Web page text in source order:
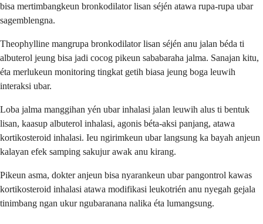
bisa mertimbangkeun bronkodilator lisan séjén atawa rupa-rupa ubar
sagemblengna.
Theophylline mangrupa bronkodilator lisan séjén anu jalan béda ti
albuterol jeung bisa jadi cocog pikeun sababaraha jalma. Sanajan kitu,
éta merlukeun monitoring tingkat getih biasa jeung boga leuwih
interaksi ubar.
Loba jalma manggihan yén ubar inhalasi jalan leuwih alus ti bentuk
lisan, kaasup albuterol inhalasi, agonis béta-aksi panjang, atawa
kortikosteroid inhalasi. Ieu ngirimkeun ubar langsung ka bayah anjeun
kalayan efek samping sakujur awak anu kirang.
Pikeun asma, dokter anjeun bisa nyarankeun ubar pangontrol kawas
kortikosteroid inhalasi atawa modifikasi leukotrién anu nyegah gejala
tinimbang ngan ukur ngubaranana nalika éta lumangsung.